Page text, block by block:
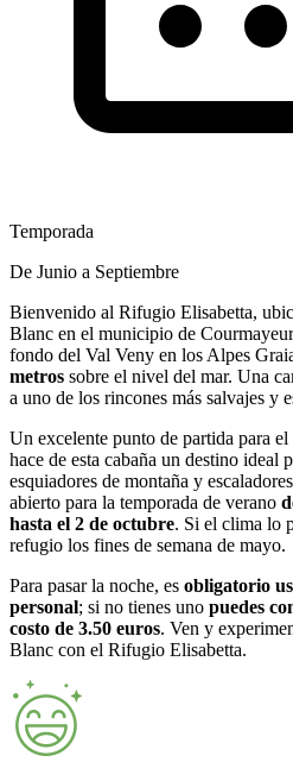
Temporada
De Junio a Septiembre
Bienvenido al Rifugio Elisabetta,
Blanc en el municipio de
fondo del Val Veny en los Alpes
metros sobre el nivel del mar. Una
a uno de los rincones más salvajes y
Un excelente punto de partida para
hace de esta cabaña un destino ideal
esquiadores de montaña y
abierto para la temporada de verano
hasta el 2 de octubre. Si el clima lo
refugio los fines de semana de mayo.
Para pasar la noche, es obligatorio
personal; si no tienes uno puedes
costo de 3.50 euros. Ven y
Blanc con el Rifugio Elisabetta.